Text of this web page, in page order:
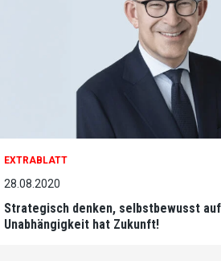
EXTRABLATT
28.08.2020
Strategisch denken, selbstbewusst
Unabhängigkeit hat Zukunft!